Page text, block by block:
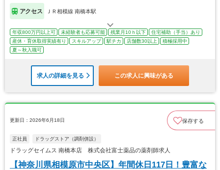
アクセス ＪＲ相模線 南橋本駅
年収800万円以上可 未経験者も応募可能 残業月10ｈ以下
住宅補助（手当）あり
産休・育休取得実績有り
スキルアップ 駅チカ 店舗数30以上
積極採用中
夏～秋入職可
求人の詳細を見る この求人に興味がある
更新日：2026年6月18日 保存する
正社員 ドラッグストア（調剤併設）
ドラッグセイムス 南橋本店 株式会社富士薬品の薬剤師求人
【神奈川県相模原市中央区】年間休日117日！豊富な